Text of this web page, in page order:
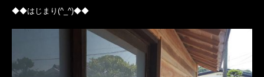
◆◆はじまり(^_^)◆◆